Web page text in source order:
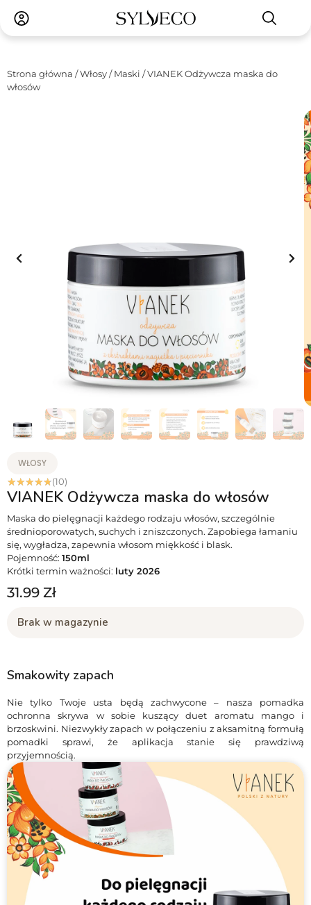
Strona główna /Włosy/Maski / VIANEK Odżywcza maska do
włosów
WŁOSY
☆☆☆☆☆(10)
VIANEK Odżywcza maska do włosów
Maska do pielęgnacji każdego rodzaju włosów, szczególnie
średnioporowatych, suchych i zniszczonych. Zapobiega łamaniu
się, wygładza, zapewnia włosom miękkość i blask.
Pojemność: 150ml
Krótki termin ważności: luty 2026
31.99 Zł
Brak w magazynie
Smakowity zapach
Nie tylko Twoje usta będą zachwycone – nasza pomadka
ochronna skrywa w sobie kuszący duet aromatu mango i
brzoskwini. Niezwykły zapach w połączeniu z aksamitną formułą
pomadki sprawi, że aplikacja stanie się prawdziwą
przyjemnością.